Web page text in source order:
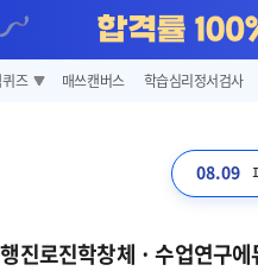
즈 매쓰캔버스 학습심리정서검사
08.09
진로진학창체 · 수업연구에